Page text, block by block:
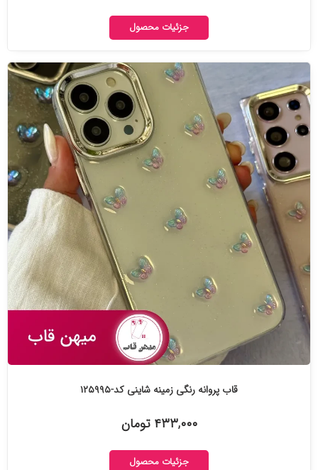
جزئیات محصول
قاب پروانه رنگی زمینه شاینی کد-۱۲۵۹۹۵
۴۳۳,۰۰۰ تومان
جزئیات محصول